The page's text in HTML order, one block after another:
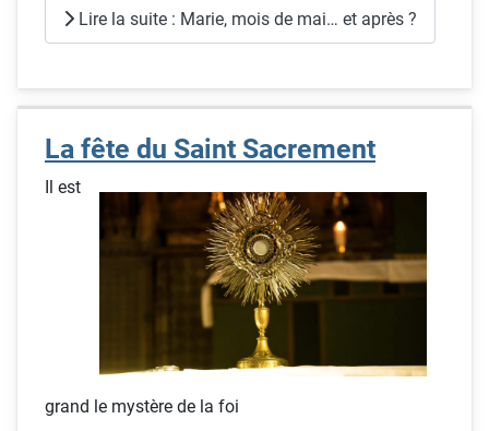
Lire la suite : Marie, mois de mai… et après ?
La fête du Saint Sacrement
Il est
grand le mystère de la foi